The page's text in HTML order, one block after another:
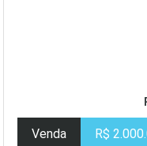
Venda R$